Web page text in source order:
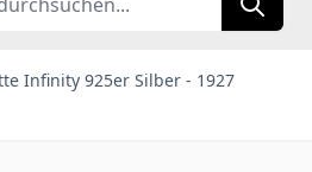
Infinity 925er Silber - 1927